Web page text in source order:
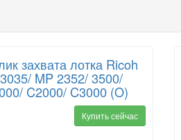
захвата лотка Ricoh
MP 2352/ 3500/
C2000/ C3000 (O)
Купить сейчас